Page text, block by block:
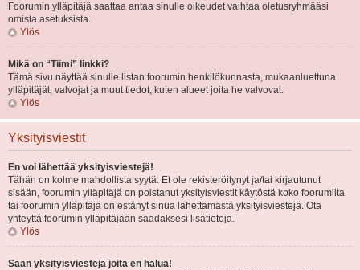
Foorumin ylläpitäjä saattaa antaa sinulle oikeudet vaihtaa oletusryhmääsi
omista asetuksista.
Ylös
Mikä on “Tiimi” linkki?
Tämä sivu näyttää sinulle listan foorumin henkilökunnasta, mukaanluettuna
ylläpitäjät, valvojat ja muut tiedot, kuten alueet joita he valvovat.
Ylös
Yksityisviestit
En voi lähettää yksityisviestejä!
Tähän on kolme mahdollista syytä. Et ole rekisteröitynyt ja/tai kirjautunut
sisään, foorumin ylläpitäjä on poistanut yksityisviestit käytöstä koko foorumilta
tai foorumin ylläpitäjä on estänyt sinua lähettämästä yksityisviestejä. Ota
yhteyttä foorumin ylläpitäjään saadaksesi lisätietoja.
Ylös
Saan yksityisviestejä joita en halua!